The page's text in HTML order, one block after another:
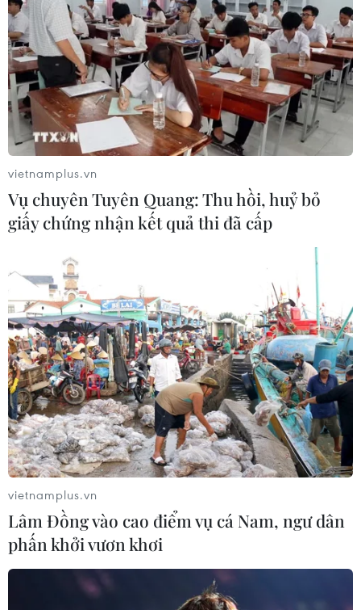
đầu cho một năm mới yên vui, hạnh phúc.
vietnamplus.vn
Vụ chuyên Tuyên Quang: Thu hồi, huỷ bỏ
giấy chứng nhận kết quả thi đã cấp
vietnamplus.vn
Lâm Đồng vào cao điểm vụ cá Nam, ngư dân
phấn khởi vươn khơi